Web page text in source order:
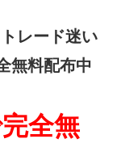
トレード迷い
無料配布中
全無